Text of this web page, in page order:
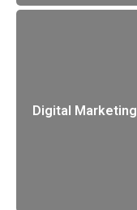
Digital Marketing